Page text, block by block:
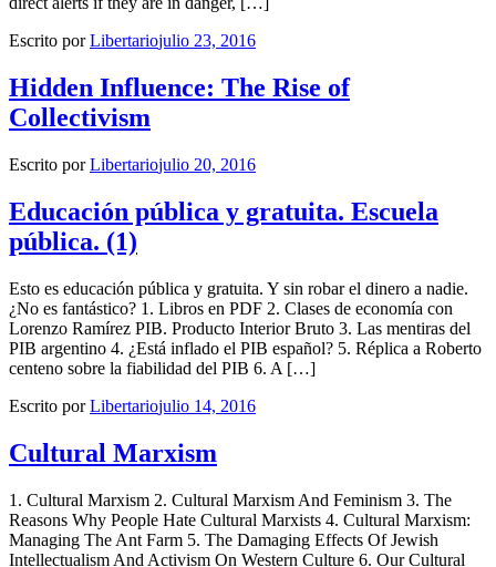
Escrito porLibertariojulio 23, 2016
Hidden Influence: The Rise of
Collectivism
Escrito porLibertariojulio 20, 2016
Educación pública y gratuita. Escuela
pública. (1)
Esto es educación pública y gratuita. Y sin robar el dinero a nadie.
¿No es fantástico? 1. Libros en PDF 2. Clases de economía con
Lorenzo Ramírez PIB. Producto Interior Bruto 3. Las mentiras del
PIB argentino 4. ¿Está inflado el PIB español? 5. Réplica a Roberto
centeno sobre la fiabilidad del PIB 6. A […]
Escrito porLibertariojulio 14, 2016
Cultural Marxism
1. Cultural Marxism 2. Cultural Marxism And Feminism 3. The
Reasons Why People Hate Cultural Marxists 4. Cultural Marxism:
Managing The Ant Farm 5. The Damaging Effects Of Jewish
Intellectualism And Activism On Western Culture 6. Our Cultural